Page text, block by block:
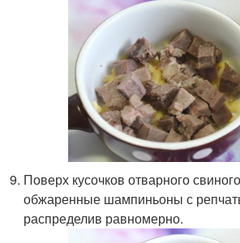
Поверх кусочков отварного
обжаренные шампиньоны с
распределив равномерно.